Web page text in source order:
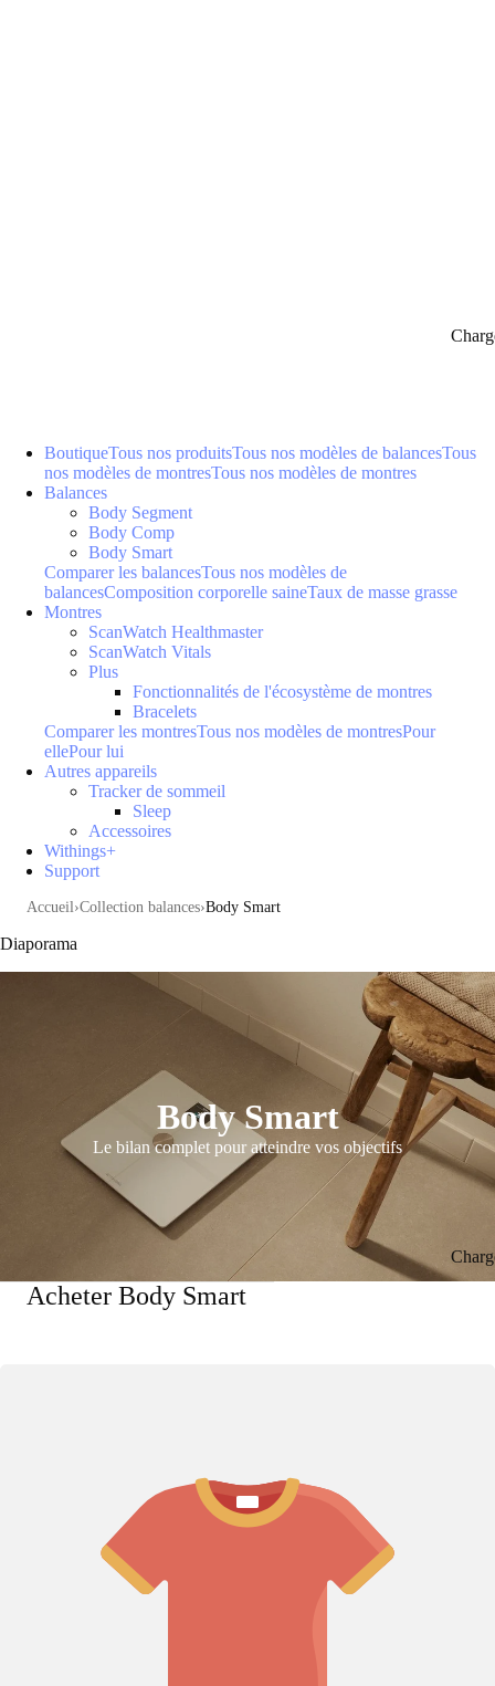
BoutiqueTous nos produitsTous nos modèles de balancesTous
nos modèles de montresTous nos modèles de montres
Balances
Body Segment
Body Comp
Body Smart
Comparer les balancesTous nos modèles de
balancesComposition corporelle saineTaux de masse grasse
Montres
ScanWatch Healthmaster
ScanWatch Vitals
Plus
Fonctionnalités de l'écosystème de montres
Bracelets
Comparer les montresTous nos modèles de montresPour
ellePour lui
Autres appareils
Tracker de sommeil
Sleep
Accessoires
Withings+
Support
Accueil Collection balances Body Smart
Diaporama
Body Smart
Le bilan complet pour atteindre vos objectifs
Acheter Body Smart